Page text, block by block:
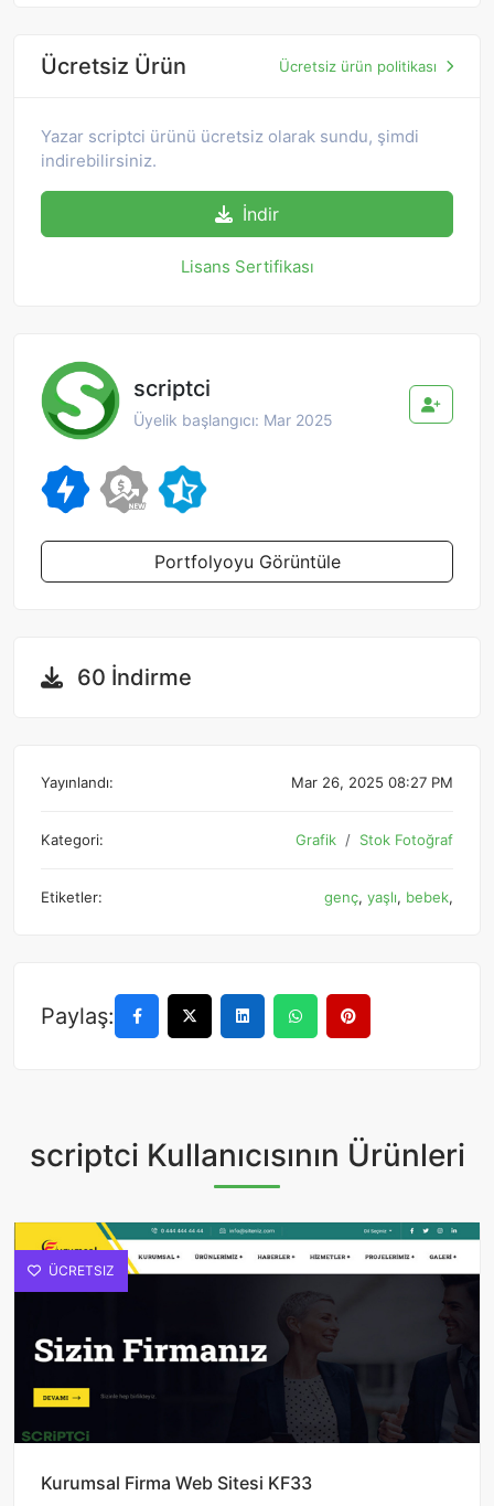
Ücretsiz Ürün Ücretsiz ürün politikası
Yazar scriptci ürünü ücretsiz olarak sundu, şimdi
indirebilirsiniz.
İndir
Lisans Sertifikası
scriptci
Üyelik başlangıcı: Mar 2025
Portfolyoyu Görüntüle
60 İndirme
Yayınlandı: Mar 26, 2025 08:27 PM
Kategori: Grafik Stok Fotoğraf
Etiketler: genç, yaşlı, bebek,
Paylaş:
scriptci Kullanıcısının Ürünleri
ÜCRETSIZ
Kurumsal Firma Web Sitesi KF33